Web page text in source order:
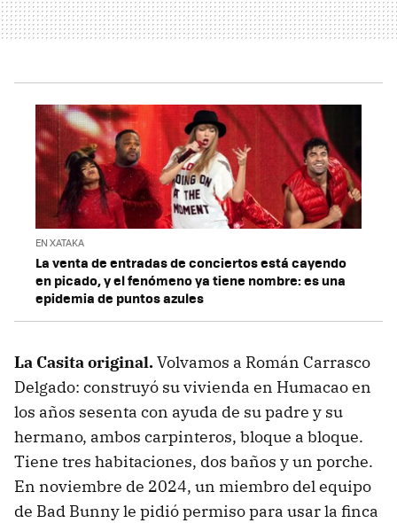
EN XATAKA
La venta de entradas de conciertos está cayendo
en picado, y el fenómeno ya tiene nombre: es una
epidemia de puntos azules
La Casita original.Volvamos a Román Carrasco
Delgado: construyó su vivienda en Humacao en
los años sesenta con ayuda de su padre y su
hermano, ambos carpinteros, bloque a bloque.
Tiene tres habitaciones, dos baños y un porche.
En noviembre de 2024, un miembro del equipo
de Bad Bunny le pidió permiso para usar la finca